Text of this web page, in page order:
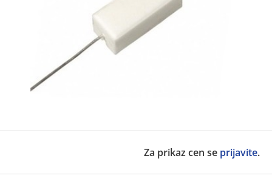
Za prikaz cen se prijavite.